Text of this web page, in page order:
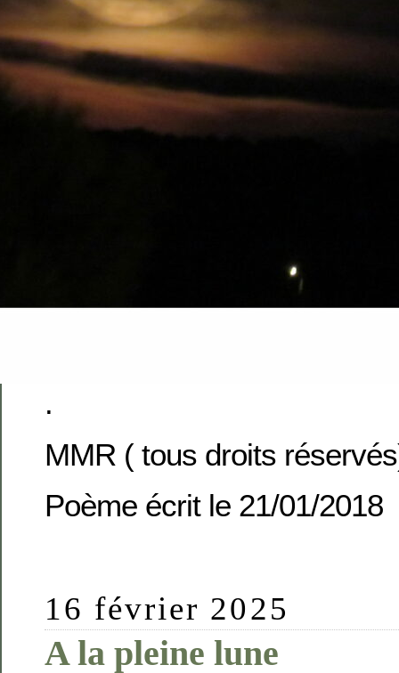
.
MMR ( tous droits
Poème écrit le 21/01/2018
16 février 2025
A la pleine lune